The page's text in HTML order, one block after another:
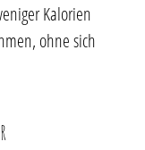
Kalorien
ohne sich